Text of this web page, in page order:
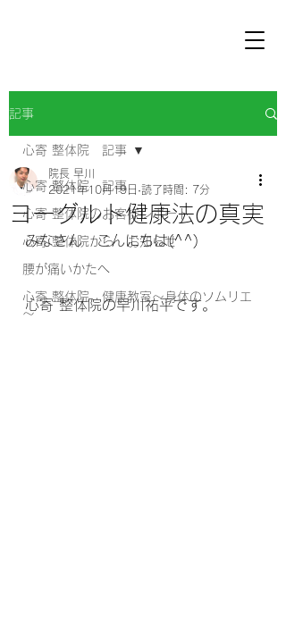
記事
心寄 整体院 記事
心寄 整体院のお客様レポート
心寄 整体院から お知らせ
腰が痛いかたへ
心寄 整体院 健康教室～身体のソムリエ
～
心寄 整体院 記事
ヨーグルト健康法の真実
院長 早川
2021年10月19日 読了時間: 7分
みなさん　こんにちは(^^)
心寄 整体院の早川祐平です。